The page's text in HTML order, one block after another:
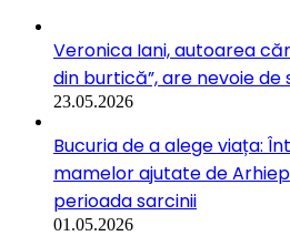
Veronica Iani, autoarea
din burtică”, are nevoie de
23.05.2026
Bucuria de a alege viața:
mamelor ajutate de
perioada sarcinii
01.05.2026